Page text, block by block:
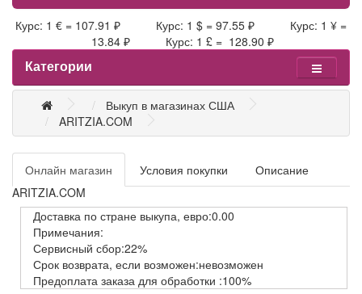
Курс: 1 € = 107.91 ₽ Курс: 1 $ = 97.55 ₽ Курс: 1 ¥ =
13.84 ₽ Курс: 1 £ = 128.90 ₽
Категории
Выкуп в магазинах США
ARITZIA.COM
Онлайн магазин Условия покупки
Описание
ARITZIA.COM
Доставка по стране выкупа, евро:0.00
Примечания:
Сервисный сбор:22%
Срок возврата, если возможен:невозможен
Предоплата заказа для обработки :100%